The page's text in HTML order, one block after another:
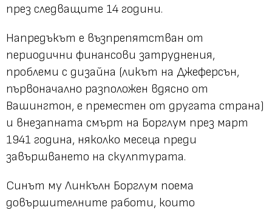
през следващите 14 години.
Напредъкът е възпрепятстван от
периодични финансови затруднения,
проблеми с дизайна (ликът на Джеферсън,
първоначално разположен вдясно от
Вашингтон, е преместен от другата страна)
и внезапната смърт на Борглум през март
1941 година, няколко месеца преди
завършването на скулптурата.
Синът му Линкълн Борглум поема
довършителните работи, които